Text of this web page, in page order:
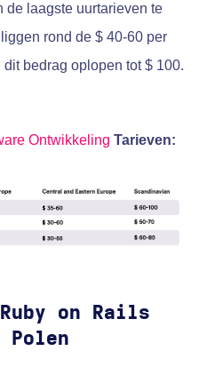
de laagste uurtarieven te
rond de $ 40-60 per
bedrag oplopen tot $ 100.
Ontwikkeling Tarieven:
on Rails
Polen